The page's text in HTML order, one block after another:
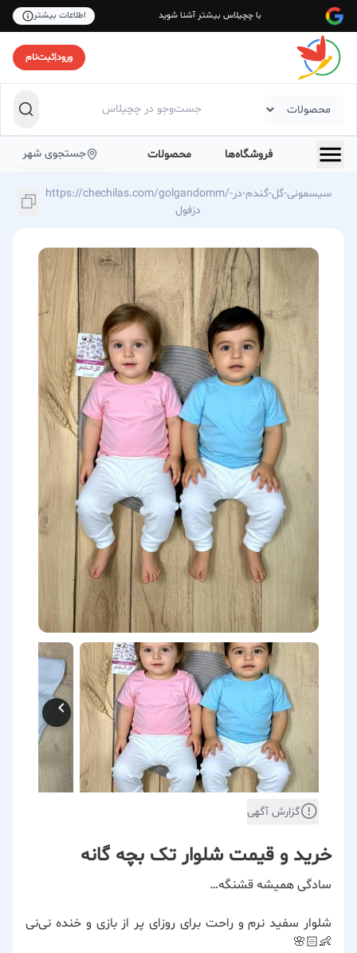
با چچیلاس بیشتر آشنا شوید اطلاعات بیشتر
ورود|ثبت‌نام
فروشگاه‌ها محصولات جستجوی شهر
https://chechilas.com/golgandomm/سیسمونی-گل-گندم-در-
دزفول
گزارش آگهی
خرید و قیمت شلوار تک بچه گانه
سادگی همیشه قشنگه…
شلوار سفید نرم و راحت برای روزای پر از بازی و خنده نی‌نی
👶🏻🌸